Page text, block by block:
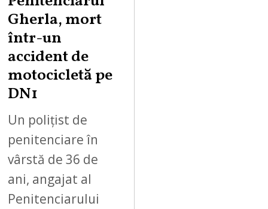
Gherla, mort
într-un
accident de
motocicletă pe
DN1
Un polițist de
penitenciare în
vârstă de 36 de
ani, angajat al
Penitenciarului